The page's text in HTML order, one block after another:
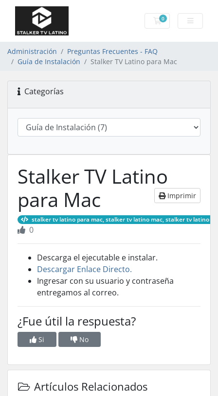
0
Carro de Pedidos
Administración
Preguntas Frecuentes - FAQ
Guía de Instalación
Stalker TV Latino para Mac
Categorías
Stalker TV Latino
para Mac
Imprimir
stalker tv latino para mac, stalker tv latino mac, stalker tv latino
0
Descarga el ejecutable e instalar.
Descargar Enlace Directo.
Ingresar con su usuario y contraseña
entregamos al correo.
¿Fue útil la respuesta?
Si No
Artículos Relacionados